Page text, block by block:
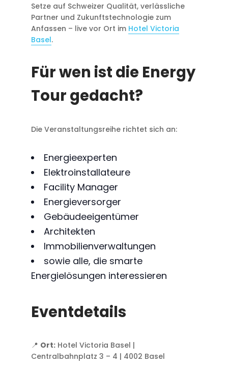
Setze auf Schweizer Qualität, verlässliche
Partner und Zukunftstechnologie zum
Anfassen – live vor Ort im Hotel Victoria
Basel.
Für wen ist die Energy
Tour gedacht?
Die Veranstaltungsreihe richtet sich an:
Energieexperten
Elektroinstallateure
Facility Manager
Energieversorger
Gebäudeeigentümer
Architekten
Immobilienverwaltungen
sowie alle, die smarte
Energielösungen interessieren
Eventdetails
📍 Ort:Hotel Victoria Basel |
Centralbahnplatz 3 – 4 | 4002 Basel